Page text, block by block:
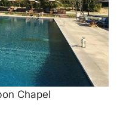
Chapel